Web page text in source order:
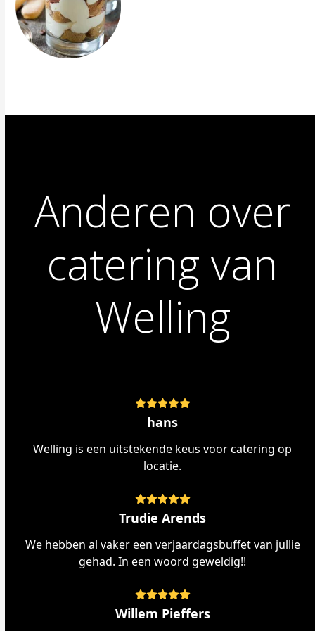
Anderen over
catering van
Welling
Rating:
hans
Welling is een uitstekende keus voor catering op
locatie.
Rating:
5
Trudie Arends
We hebben al vaker een verjaardagsbuffet van jullie
gehad. In een woord geweldig!!
Rating:
5
Willem Pieffers